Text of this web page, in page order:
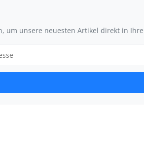
um unsere neuesten Artikel direkt in